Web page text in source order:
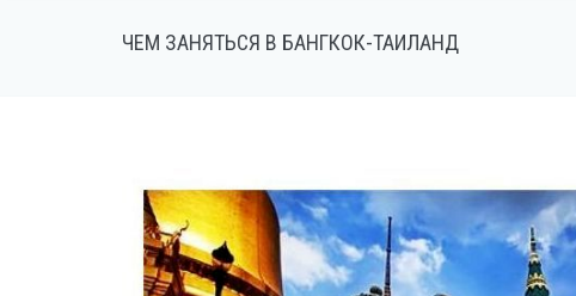
ЧЕМ ЗАНЯТЬСЯ В БАНГКОК-ТАИЛАНД